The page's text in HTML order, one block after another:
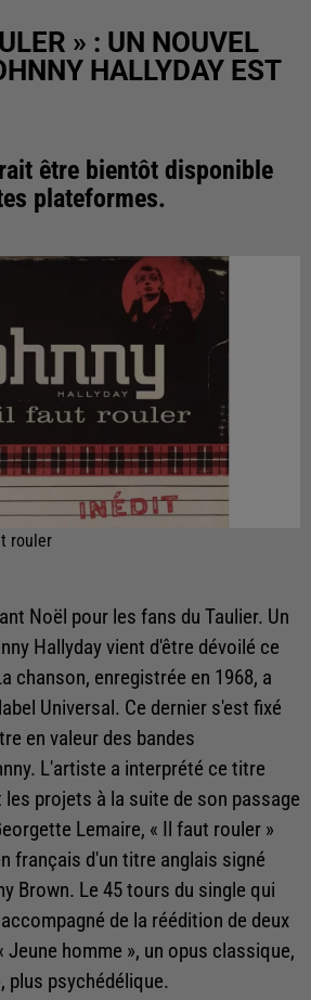
» : UN NOUVEL
HALLYDAY EST
être bientôt disponible
plateformes.
rouler
Noël pour les fans du Taulier. Un
Hallyday vient d'être dévoilé ce
chanson, enregistrée en 1968, a
Universal. Ce dernier s'est fixé
en valeur des bandes
L'artiste a interprété ce titre
projets à la suite de son passage
Lemaire, « Il faut rouler »
français d'un titre anglais signé
Brown. Le 45 tours du single qui
de la réédition de deux
Jeune homme », un opus classique,
plus psychédélique.